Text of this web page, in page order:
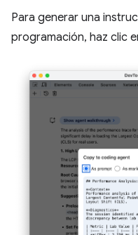
Para generar una
programación, haz clic